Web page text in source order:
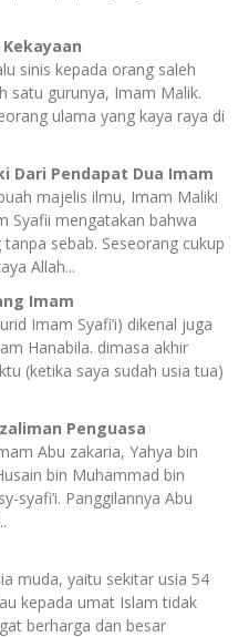
sinis kepada orang saleh
satu gurunya, Imam Malik.
ulama yang kaya raya di
Dari Pendapat Dua Imam
majelis ilmu, Imam Maliki
Syafii mengatakan bahwa
sebab. Seseorang cukup
Allah...
Imam
Imam Syafi’i) dikenal juga
Hanabila. dimasa akhir
(ketika saya sudah usia tua)
Penguasa
Abu zakaria, Yahya bin
bin Muhammad bin
syafi’i. Panggilannya Abu
muda, yaitu sekitar usia 54
kepada umat Islam tidak
berharga dan besar